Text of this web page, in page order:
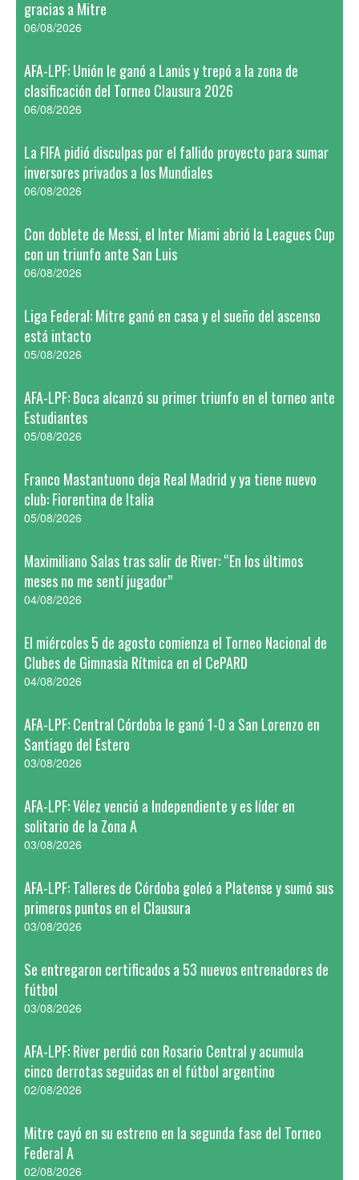
gracias a Mitre
06/08/2026
AFA-LPF: Unión le ganó a Lanús y trepó a la zona de
clasificación del Torneo Clausura 2026
06/08/2026
La FIFA pidió disculpas por el fallido proyecto para sumar
inversores privados a los Mundiales
06/08/2026
Con doblete de Messi, el Inter Miami abrió la Leagues Cup
con un triunfo ante San Luis
06/08/2026
Liga Federal: Mitre ganó en casa y el sueño del ascenso
está intacto
05/08/2026
AFA-LPF: Boca alcanzó su primer triunfo en el torneo ante
Estudiantes
05/08/2026
Franco Mastantuono deja Real Madrid y ya tiene nuevo
club: Fiorentina de Italia
05/08/2026
Maximiliano Salas tras salir de River: “En los últimos
meses no me sentí jugador”
04/08/2026
El miércoles 5 de agosto comienza el Torneo Nacional de
Clubes de Gimnasia Rítmica en el CePARD
04/08/2026
AFA-LPF: Central Córdoba le ganó 1-0 a San Lorenzo en
Santiago del Estero
03/08/2026
AFA-LPF: Vélez venció a Independiente y es líder en
solitario de la Zona A
03/08/2026
AFA-LPF: Talleres de Córdoba goleó a Platense y sumó sus
primeros puntos en el Clausura
03/08/2026
Se entregaron certificados a 53 nuevos entrenadores de
fútbol
03/08/2026
AFA-LPF: River perdió con Rosario Central y acumula
cinco derrotas seguidas en el fútbol argentino
02/08/2026
Mitre cayó en su estreno en la segunda fase del Torneo
Federal A
02/08/2026